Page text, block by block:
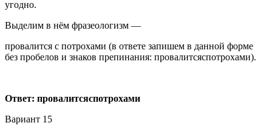
угодно.
Выделим в нём фразеологизм —
провалится с потрохами (в ответе запишем в данной форме
без пробелов и знаков препинания: провалитсяспотрохами).
Ответ: провалитсяспотрохами
Вариант 15